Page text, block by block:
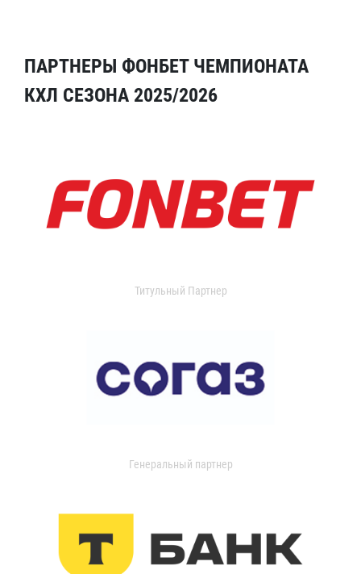
ПАРТНЕРЫ ФОНБЕТ ЧЕМПИОНАТА
КХЛ СЕЗОНА 2025/2026
Титульный Партнер
Генеральный партнер